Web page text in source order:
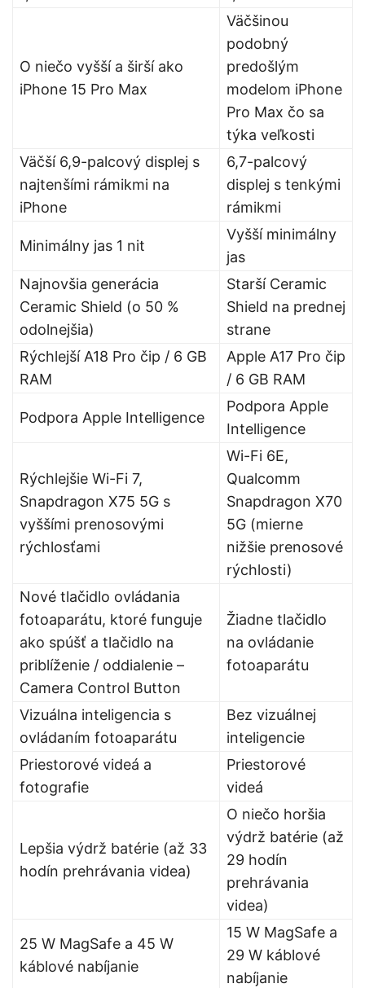
O niečo vyšší a širší ako
iPhone 15 Pro Max
Väčšinou
podobný
predošlým
modelom iPhone
Pro Max čo sa
týka veľkosti
Väčší 6,9-palcový displej s
najtenšími rámikmi na
iPhone
6,7-palcový
displej s tenkými
rámikmi
Minimálny jas 1 nit
Vyšší minimálny
jas
Najnovšia generácia
Ceramic Shield (o 50 %
odolnejšia)
Starší Ceramic
Shield na prednej
strane
Rýchlejší A18 Pro čip / 6 GB
RAM
Apple A17 Pro čip
/ 6 GB RAM
Podpora Apple Intelligence
Podpora Apple
Intelligence
Rýchlejšie Wi-Fi 7,
Snapdragon X75 5G s
vyššími prenosovými
rýchlosťami
Wi-Fi 6E,
Qualcomm
Snapdragon X70
5G (mierne
nižšie prenosové
rýchlosti)
Nové tlačidlo ovládania
fotoaparátu, ktoré funguje
ako spúšť a tlačidlo na
priblíženie / oddialenie –
Camera Control Button
Žiadne tlačidlo
na ovládanie
fotoaparátu
Vizuálna inteligencia s
ovládaním fotoaparátu
Bez vizuálnej
inteligencie
Priestorové videá a
fotografie
Priestorové
videá
Lepšia výdrž batérie (až 33
hodín prehrávania videa)
O niečo horšia
výdrž batérie (až
29 hodín
prehrávania
videa)
25 W MagSafe a 45 W
káblové nabíjanie
15 W MagSafe a
29 W káblové
nabíjanie